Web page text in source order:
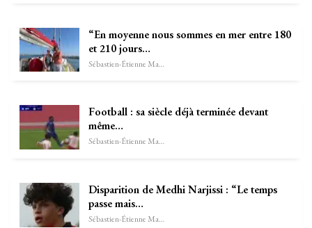
“En moyenne nous sommes en mer entre 180
et 210 jours…
Sébastien-Étienne Marechal
Football : sa siècle déjà terminée devant
même…
Sébastien-Étienne Marechal
Disparition de Medhi Narjissi : “Le temps
passe mais…
Sébastien-Étienne Marechal